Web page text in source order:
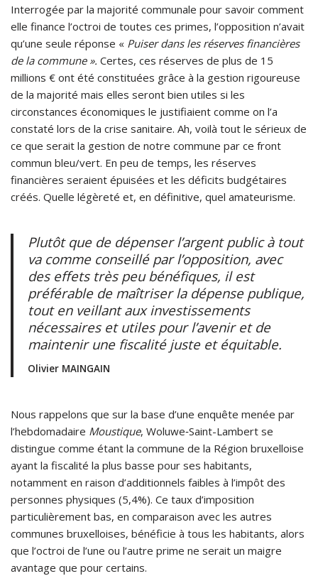
Interrogée par la majorité communale pour savoir comment
elle finance l’octroi de toutes ces primes, l’opposition n’avait
qu’une seule réponse « Puiser dans les réserves financières
de la commune ». Certes, ces réserves de plus de 15
millions € ont été constituées grâce à la gestion rigoureuse
de la majorité mais elles seront bien utiles si les
circonstances économiques le justifiaient comme on l’a
constaté lors de la crise sanitaire. Ah, voilà tout le sérieux de
ce que serait la gestion de notre commune par ce front
commun bleu/vert. En peu de temps, les réserves
financières seraient épuisées et les déficits budgétaires
créés. Quelle légèreté et, en définitive, quel amateurisme.
Plutôt que de dépenser l’argent public à tout
va comme conseillé par l’opposition, avec
des effets très peu bénéfiques, il est
préférable de maîtriser la dépense publique,
tout en veillant aux investissements
nécessaires et utiles pour l’avenir et de
maintenir une fiscalité juste et équitable.
Olivier MAINGAIN
Nous rappelons que sur la base d’une enquête menée par
l’hebdomadaire Moustique, Woluwe‑Saint-Lambert se
distingue comme étant la commune de la Région bruxelloise
ayant la fiscalité la plus basse pour ses habitants,
notamment en raison d’additionnels faibles à l’impôt des
personnes physiques (5,4%). Ce taux d’imposition
particulièrement bas, en comparaison avec les autres
communes bruxelloises, bénéficie à tous les habitants, alors
que l’octroi de l’une ou l’autre prime ne serait un maigre
avantage que pour certains.